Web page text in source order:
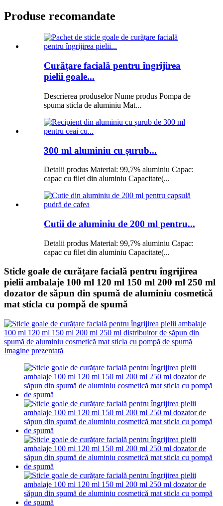
Produse recomandate
Curățare facială pentru îngrijirea
pielii goale...
Descrierea produselor Nume produs Pompa de
spuma sticla de aluminiu Mat...
300 ml aluminiu cu șurub...
Detalii produs Material: 99,7% aluminiu Capac:
capac cu filet din aluminiu Capacitate(...
Cutii de aluminiu de 200 ml pentru...
Detalii produs Material: 99,7% aluminiu Capac:
capac cu filet din aluminiu Capacitate(...
Sticle goale de curățare facială pentru îngrijirea
pielii ambalaje 100 ml 120 ml 150 ml 200 ml 250 ml
dozator de săpun din spumă de aluminiu cosmetică
mat sticla cu pompă de spumă